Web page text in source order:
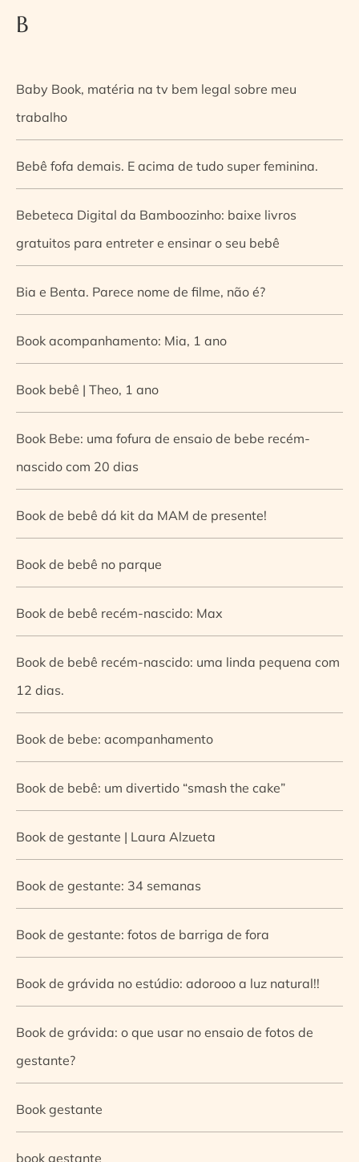
B
Baby Book, matéria na tv bem legal sobre meu
trabalho
Bebê fofa demais. E acima de tudo super feminina.
Bebeteca Digital da Bamboozinho: baixe livros
gratuitos para entreter e ensinar o seu bebê
Bia e Benta. Parece nome de filme, não é?
Book acompanhamento: Mia, 1 ano
Book bebê | Theo, 1 ano
Book Bebe: uma fofura de ensaio de bebe recém-
nascido com 20 dias
Book de bebê dá kit da MAM de presente!
Book de bebê no parque
Book de bebê recém-nascido: Max
Book de bebê recém-nascido: uma linda pequena com
12 dias.
Book de bebe: acompanhamento
Book de bebê: um divertido “smash the cake”
Book de gestante | Laura Alzueta
Book de gestante: 34 semanas
Book de gestante: fotos de barriga de fora
Book de grávida no estúdio: adorooo a luz natural!!
Book de grávida: o que usar no ensaio de fotos de
gestante?
Book gestante
book gestante